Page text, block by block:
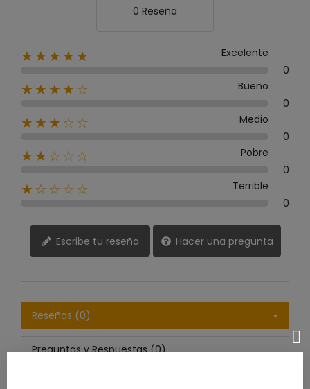
0 Reseña
★★★★★
Excelente
0
★★★★☆
Bueno
0
★★★☆☆
Medio
0
★★☆☆☆
Pobre
0
★☆☆☆☆
Terrible
0
Escribe tu reseña Hacer una pregunta
Reseñas (0)
Preguntas y Respuestas (0)